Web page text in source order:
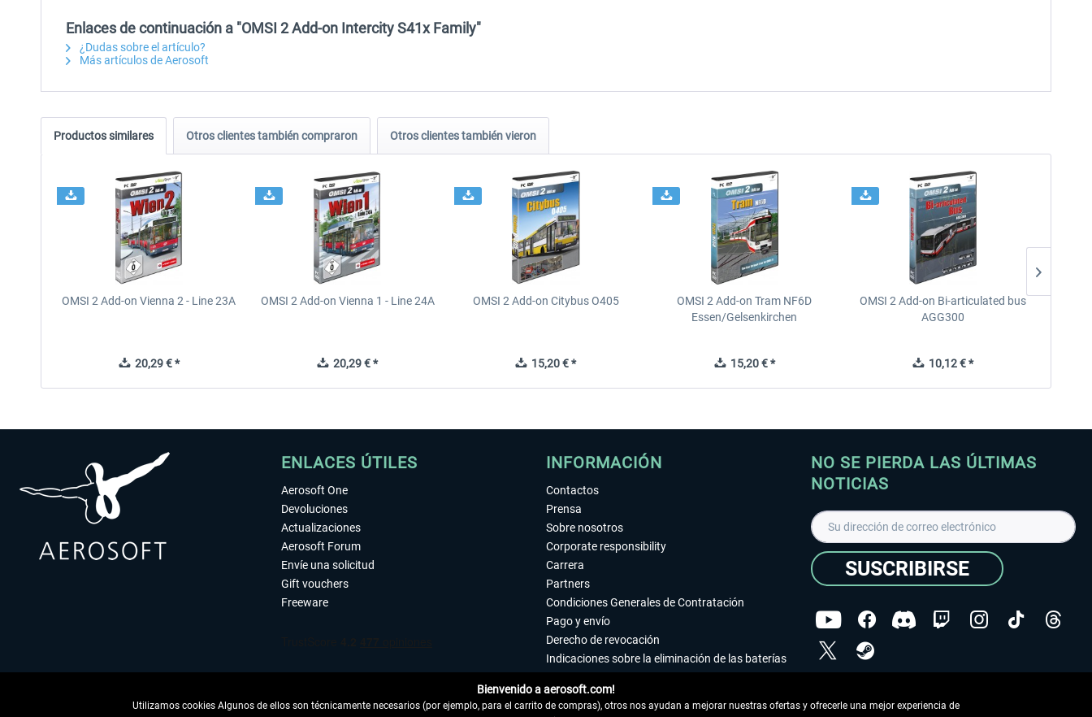
Enlaces de continuación a "OMSI 2 Add-on Intercity S41x Family"
¿Dudas sobre el artículo?
Más artículos de Aerosoft
Productos similares Otros clientes también compraron Otros clientes también vieron
OMSI 2 Add-on Vienna 2 - Line 23A
20,29 € *
OMSI 2 Add-on Vienna 1 - Line 24A
20,29 € *
OMSI 2 Add-on Citybus O405
15,20 € *
OMSI 2 Add-on Tram NF6D
Essen/Gelsenkirchen
15,20 € *
OMSI 2 Add-on Bi-articulated bus
AGG300
10,12 € *
ENLACES ÚTILES
Aerosoft One
Devoluciones
Actualizaciones
Aerosoft Forum
Envíe una solicitud
Gift vouchers
Freeware
INFORMACIÓN
Contactos
Prensa
Sobre nosotros
Corporate responsibility
Carrera
Partners
Condiciones Generales de Contratación
Pago y envío
Derecho de revocación
Indicaciones sobre la eliminación de las baterías
Accesibilidad
NO SE PIERDA LAS ÚLTIMAS
NOTICIAS
SUSCRIBIRSE
Copyright © Aerosoft GmbH - Todos los derechos
Bienvenido a aerosoft.com!
Utilizamos cookies Algunos de ellos son técnicamente necesarios (por ejemplo, para el carrito de compras), otros nos ayudan a mejorar nuestras ofertas y ofrecerle una mejor experiencia de